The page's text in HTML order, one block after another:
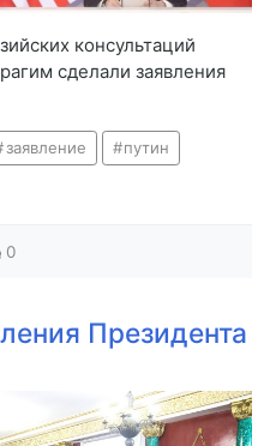
консультаций
сделали заявления
заявление путин
0
Президента